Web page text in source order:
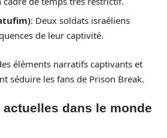
: Deux soldats israéliens
de leur captivité.
éléments narratifs captivants et
séduire les fans de Prison Break.
dans le monde